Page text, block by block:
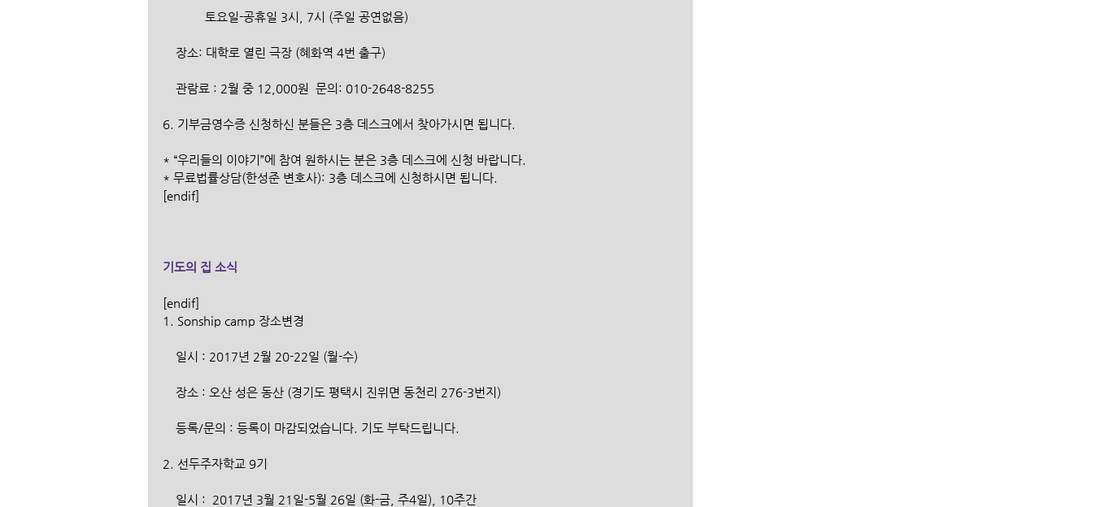
             토요일-공휴일 3시, 7시 (주일 공연없음)
    장소: 대학로 열린 극장 (혜화역 4번 출구)
    관람료 : 2월 중 12,000원  문의: 010-2648-8255
6. 기부금영수증 신청하신 분들은 3층 데스크에서 찾아가시면 됩니다.
* “우리들의 이야기”에 참여 원하시는 분은 3층 데스크에 신청 바랍니다.
* 무료법률상담(한성준 변호사): 3층 데스크에 신청하시면 됩니다.
[endif]
기도의 집 소식
[endif]
1. Sonship camp 장소변경
    일시 : 2017년 2월 20-22일 (월-수)
    장소 : 오산 성은 동산 (경기도 평택시 진위면 동천리 276-3번지)
    등록/문의 : 등록이 마감되었습니다. 기도 부탁드립니다.
2. 선두주자학교 9기
    일시 :  2017년 3월 21일-5월 26일 (화-금, 주4일), 10주간